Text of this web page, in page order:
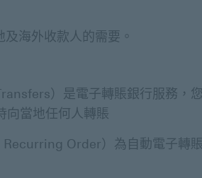
海外收款人的需要。
）是電子轉賬銀行服務，
向當地任何人轉賬
Order）為自動電子轉